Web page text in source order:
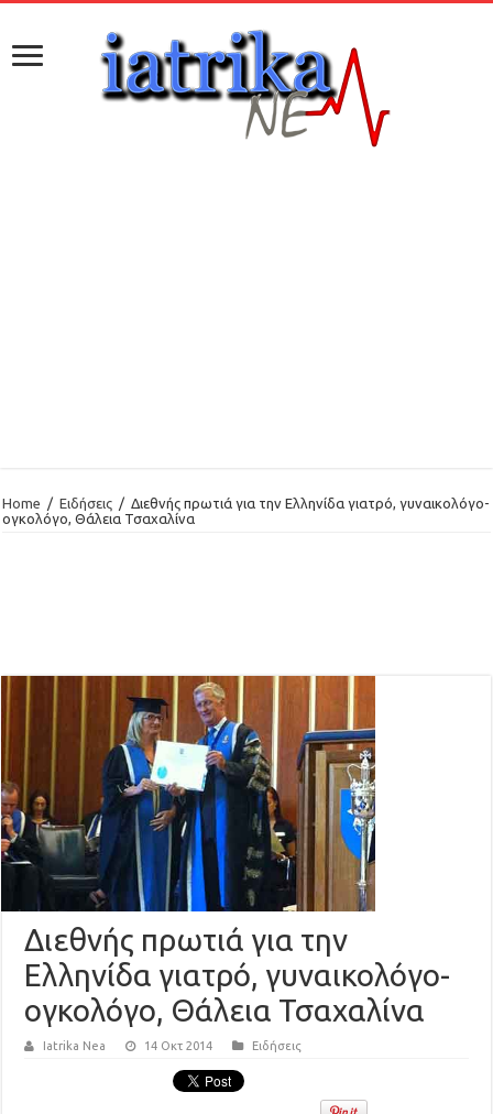
Home / Ειδήσεις / Διεθνής πρωτιά για την Ελληνίδα γιατρό, γυναικολόγο-
ογκολόγο, Θάλεια Τσαχαλίνα
Διεθνής πρωτιά για την
Ελληνίδα γιατρό, γυναικολόγο-
ογκολόγο, Θάλεια Τσαχαλίνα
Iatrika Nea 14 Οκτ 2014 Ειδήσεις